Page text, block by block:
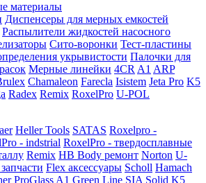
материалы
Диспенсеры для мерных емкостей
Распылители жидкостей насосного
Сито-воронки Тест-пластины
укрывистости Палочки для
Мерные линейки 4CR A1 ARP
Chamaleon Farecla Isistem Jeta Pro K5
Radex Remix RoxelPro U-POL
Heller Tools SATAS Roxelpro -
- indstrial RoxelPro - твердосплавные
Remix HB Body ремонт Norton U-
Flex аксессуары Scholl Hamach
ProGlass A1 Green Line SIA Solid K5